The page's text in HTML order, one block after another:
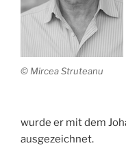
© Mircea Struteanu
wurde er mit dem
ausgezeichnet.